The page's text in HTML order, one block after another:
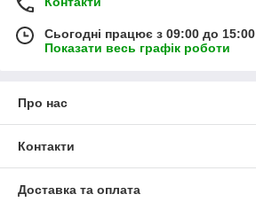
Сьогодні працює з 09:00 до 15:00
Показати весь графік роботи
Про нас
Контакти
Доставка та оплата